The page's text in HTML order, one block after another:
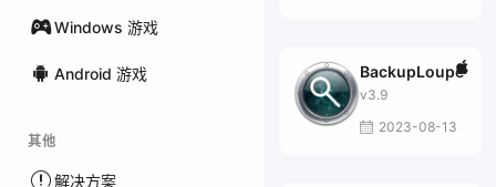
Windows 游戏
Android 游戏
其他
解决方案
BackupLoupe
v3.9
2023-08-13